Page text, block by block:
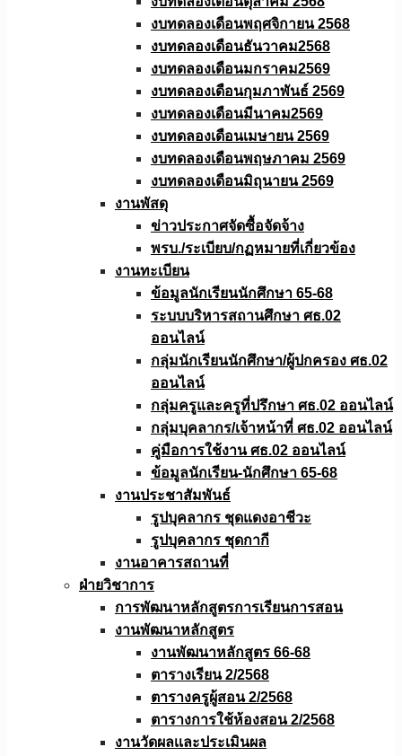
งบทดลองเดือนพฤศจิกายน 2568
งบทดลองเดือนธันวาคม2568
งบทดลองเดือนมกราคม2569
งบทดลองเดือนกุมภาพันธ์ 2569
งบทดลองเดือนมีนาคม2569
งบทดลองเดือนเมษายน 2569
งบทดลองเดือนพฤษภาคม 2569
งบทดลองเดือนมิถุนายน 2569
งานพัสดุ
ข่าวประกาศจัดซื้อจัดจ้าง
พรบ./ระเบียบ/กฏหมายที่เกี่ยวข้อง
งานทะเบียน
ข้อมูลนักเรียนนักศึกษา 65-68
ระบบบริหารสถานศึกษา ศธ.02
ออนไลน์
กลุ่มนักเรียนนักศึกษา/ผู้ปกครอง ศธ.02
ออนไลน์
กลุ่มครูและครูที่ปรึกษา ศธ.02 ออนไลน์
กลุ่มบุคลากร/เจ้าหน้าที่ ศธ.02 ออนไลน์
คู่มือการใช้งาน ศธ.02 ออนไลน์
ข้อมูลนักเรียน-นักศึกษา 65-68
งานประชาสัมพันธ์
รูปบุคลากร ชุดแดงอาชีวะ
รูปบุคลากร ชุดกากี
งานอาคารสถานที่
ฝ่ายวิชาการ
การพัฒนาหลักสูตรการเรียนการสอน
งานพัฒนาหลักสูตร
งานพัฒนาหลักสูตร 66-68
ตารางเรียน 2/2568
ตารางครูผู้สอน 2/2568
ตารางการใช้ห้องสอน 2/2568
งานวัดผลเเละประเมินผล